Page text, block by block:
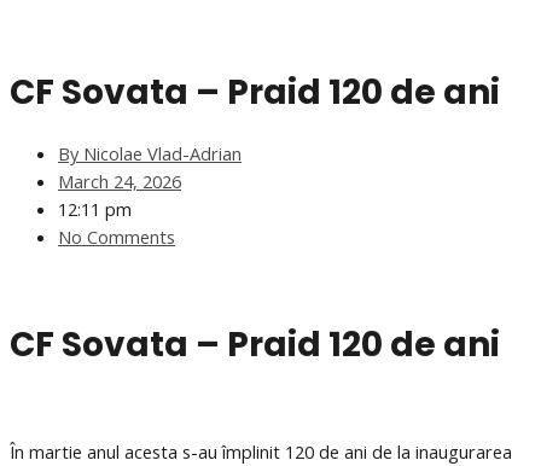
CF Sovata – Praid 120 de ani
By Nicolae Vlad-Adrian
March 24, 2026
12:11 pm
No Comments
CF Sovata – Praid 120 de ani
În martie anul acesta s-au împlinit 120 de ani de la inaugurarea